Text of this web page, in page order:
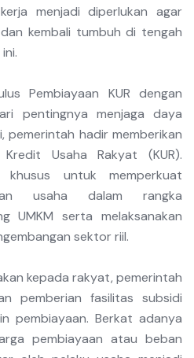
menjadi diperlukan agar
kembali tumbuh di tengah
Pembiayaan KUR dengan
pentingnya menjaga daya
pemerintah hadir memberikan
Usaha Rakyat (KUR).
untuk memperkuat
usaha dalam rangka
UMKM serta melaksanakan
sektor riil.
kepada rakyat, pemerintah
pemberian fasilitas subsidi
pembiayaan. Berkat adanya
pembiayaan atau beban